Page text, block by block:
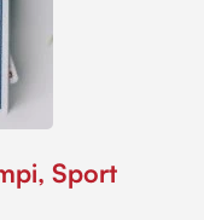
Sport